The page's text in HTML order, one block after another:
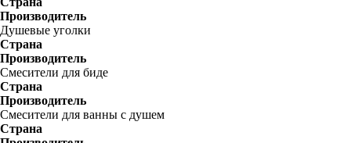
Производитель
Душевые уголки
Страна
Производитель
Смесители для биде
Страна
Производитель
Смесители для ванны с душем
Страна